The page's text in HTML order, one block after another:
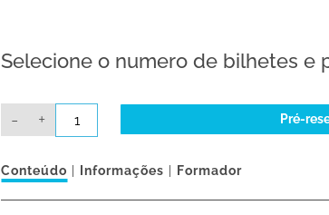
Selecione o numero de bilhetes e
-
Quantidade
ONLINE:
Práticas
recomendadas
em
+ Pré-
Conteúdo Informações Formador